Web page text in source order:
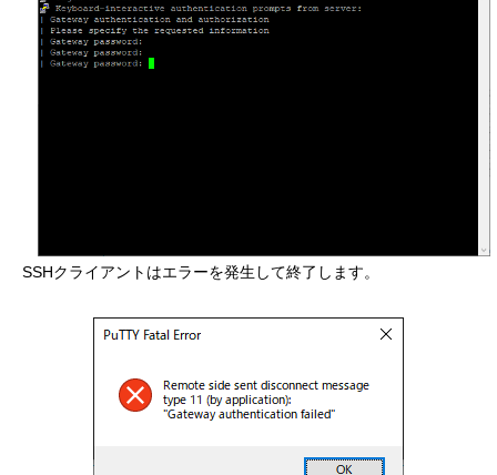
SSHクライアントはエラーを発生して終了します。